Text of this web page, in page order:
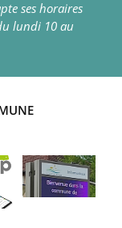
ses horaires
lundi 10 au